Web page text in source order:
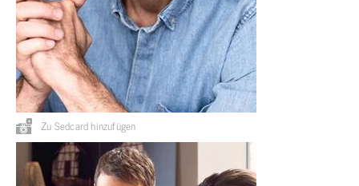
Zu Sedcard hinzufügen